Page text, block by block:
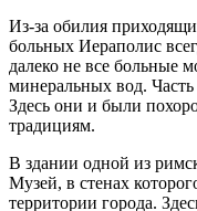
Из-за обилия
больных Иераполис
далеко не все больные
минеральных вод.
Здесь они и были
традициям.
В здании одной из
Музей, в стенах
территории города.